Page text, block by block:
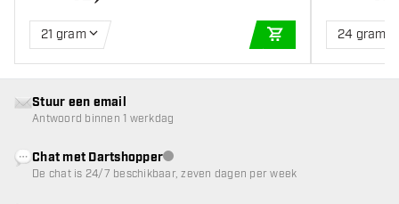
21 gram
IN WINKELWAGEN
24 gram
Stuur een email
Antwoord binnen 1 werkdag
Chat met Dartshopperklantenservice niet beschikbaar
De chat is 24/7 beschikbaar, zeven dagen per week